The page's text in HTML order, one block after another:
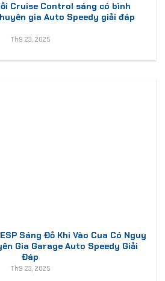
Cruise Control sáng có bình
gia Auto Speedy giải đáp
Th9 23, 2025
Sáng Đỏ Khi Vào Cua Có Nguy
Gia Garage Auto Speedy Giải
Đáp
Th9 23, 2025